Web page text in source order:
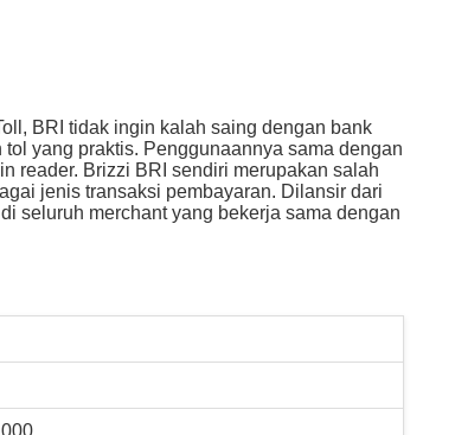
BRI tidak ingin kalah saing dengan bank
yang praktis. Penggunaannya sama dengan
reader. Brizzi BRI sendiri merupakan salah
jenis transaksi pembayaran. Dilansir dari
seluruh merchant yang bekerja sama dengan